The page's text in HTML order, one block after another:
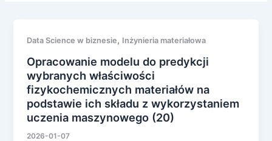
Data Science w biznesie, Inżynieria materiałowa
Opracowanie modelu do predykcji
wybranych właściwości
fizykochemicznych materiałów na
podstawie ich składu z wykorzystaniem
uczenia maszynowego (20)
2026-01-07